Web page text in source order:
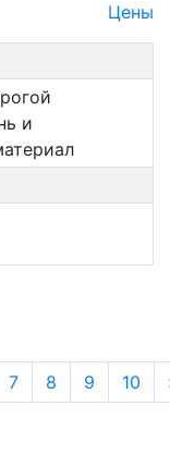
Цены
и
7 8 9 10